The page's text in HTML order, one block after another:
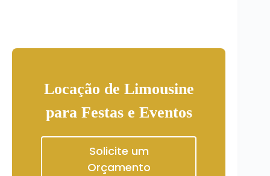
Locação de Limousine
para Festas e Eventos
Solicite um
Orçamento